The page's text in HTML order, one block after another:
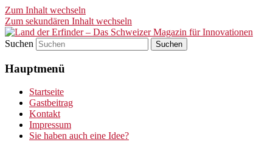
Zum Inhalt wechseln
Zum sekundären Inhalt wechseln
Land der Erfinder – Das
Suchen
Hauptmenü
Startseite
Gastbeitrag
Kontakt
Impressum
Sie haben auch eine Idee?